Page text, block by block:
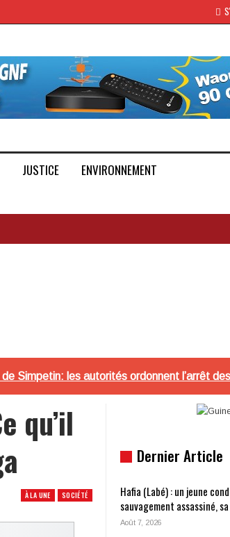
JUSTICE ENVIRONNEMENT
Simpetin: les autorités ordonnent l’arrêt
qu’il
À LA UNE SOCIÉTÉ
Dernier Article
Hafia (Labé) : un jeune
sauvagement assassiné,
Août 7, 2026